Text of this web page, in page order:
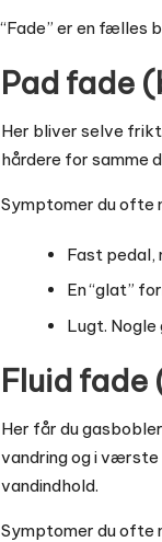
“Fade” er en fælles
Pad fade
Her bliver selve
hårdere for samme
Symptomer du ofte
Fast pedal,
En “glat”
Lugt. Nogle
Fluid
Her får du
vandring og i værste
vandindhold.
Symptomer du ofte